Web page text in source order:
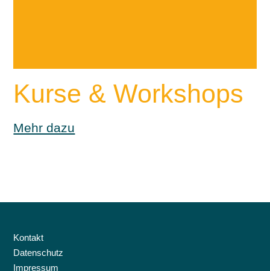
Kurse & Workshops
Mehr dazu
Kontakt
Datenschutz
Impressum